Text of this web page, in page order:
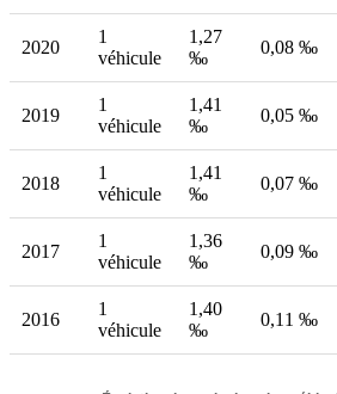
2020
1
véhicule
1,27
‰
0,08 ‰
2019
1
véhicule
1,41
‰
0,05 ‰
2018
1
véhicule
1,41
‰
0,07 ‰
2017
1
véhicule
1,36
‰
0,09 ‰
2016
1
véhicule
1,40
‰
0,11 ‰